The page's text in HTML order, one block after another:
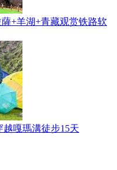
薩+羊湖+青藏观赏铁路软
嘎瑪溝徒步15天